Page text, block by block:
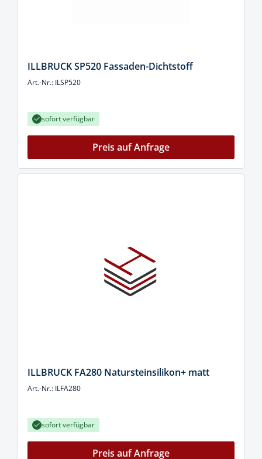
ILLBRUCK SP520 Fassaden-Dichtstoff
Art.-Nr.: ILSP520
sofort verfügbar
Preis auf Anfrage
ILLBRUCK FA280 Natursteinsilikon+ matt
Art.-Nr.: ILFA280
sofort verfügbar
Preis auf Anfrage